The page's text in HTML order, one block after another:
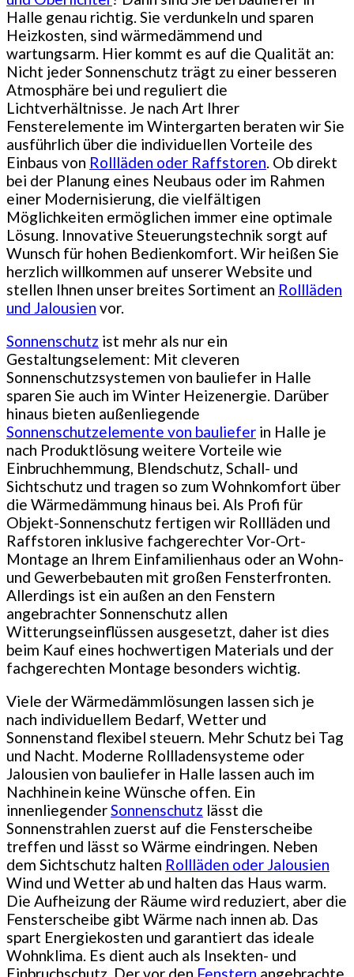
Halle genau richtig. Sie verdunkeln und sparen
Heizkosten, sind wärmedämmend und
wartungsarm. Hier kommt es auf die Qualität an:
Nicht jeder Sonnenschutz trägt zu einer besseren
Atmosphäre bei und reguliert die
Lichtverhältnisse. Je nach Art Ihrer
Fensterelemente im Wintergarten beraten wir Sie
ausführlich über die individuellen Vorteile des
Einbaus von Rollläden oder Raffstoren. Ob direkt
bei der Planung eines Neubaus oder im Rahmen
einer Modernisierung, die vielfältigen
Möglichkeiten ermöglichen immer eine optimale
Lösung. Innovative Steuerungstechnik sorgt auf
Wunsch für hohen Bedienkomfort. Wir heißen Sie
herzlich willkommen auf unserer Website und
stellen Ihnen unser breites Sortiment an Rollläden
und Jalousien vor.
Sonnenschutz ist mehr als nur ein
Gestaltungselement: Mit cleveren
Sonnenschutzsystemen von bauliefer in Halle
sparen Sie auch im Winter Heizenergie. Darüber
hinaus bieten außenliegende
Sonnenschutzelemente von bauliefer in Halle je
nach Produktlösung weitere Vorteile wie
Einbruchhemmung, Blendschutz, Schall- und
Sichtschutz und tragen so zum Wohnkomfort über
die Wärmedämmung hinaus bei. Als Profi für
Objekt-Sonnenschutz fertigen wir Rollläden und
Raffstoren inklusive fachgerechter Vor-Ort-
Montage an Ihrem Einfamilienhaus oder an Wohn-
und Gewerbebauten mit großen Fensterfronten.
Allerdings ist ein außen an den Fenstern
angebrachter Sonnenschutz allen
Witterungseinflüssen ausgesetzt, daher ist dies
beim Kauf eines hochwertigen Materials und der
fachgerechten Montage besonders wichtig.
Viele der Wärmedämmlösungen lassen sich je
nach individuellem Bedarf, Wetter und
Sonnenstand flexibel steuern. Mehr Schutz bei Tag
und Nacht. Moderne Rollladensysteme oder
Jalousien von bauliefer in Halle lassen auch im
Nachhinein keine Wünsche offen. Ein
innenliegenderSonnenschutz lässt die
Sonnenstrahlen zuerst auf die Fensterscheibe
treffen und lässt so Wärme eindringen. Neben
dem Sichtschutz halten Rollläden oder Jalousien
Wind und Wetter ab und halten das Haus warm.
Die Aufheizung der Räume wird reduziert, aber die
Fensterscheibe gibt Wärme nach innen ab. Das
spart Energiekosten und garantiert das ideale
Wohnklima. Es dient auch als Insekten- und